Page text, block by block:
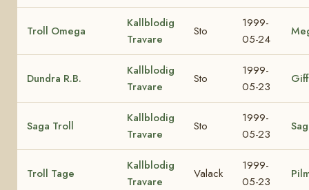
Troll Omega
Kallblodig
Travare
Sto
1999-
05-24
Dundra R.B.
Kallblodig
Travare
Sto
1999-
05-23
Saga Troll
Kallblodig
Travare
Sto
1999-
05-23
Troll Tage
Kallblodig
Travare
Valack
1999-
05-23